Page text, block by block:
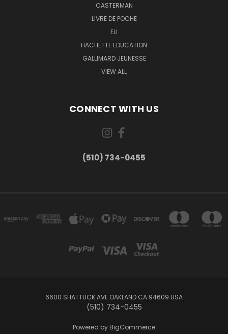
CASTERMAN
LIVRE DE POCHE
ELI
HACHETTE EDUCATION
GALLIMARD JEUNESSE
VIEW ALL
CONNECT WITH US
(510) 734-0455
6600 SHATTUCK AVE OAKLAND CA 94609 USA
(510) 734-0455
Powered by BigCommerce